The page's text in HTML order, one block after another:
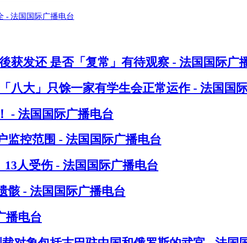
获发还 是否「复常」有待观察 - 法国国际广
八大」只馀一家有学生会正常运作 - 法国国
- 法国国际广播电台
监控范围 - 法国国际广播电台
人受伤 - 法国国际广播电台
骸 - 法国国际广播电台
播电台